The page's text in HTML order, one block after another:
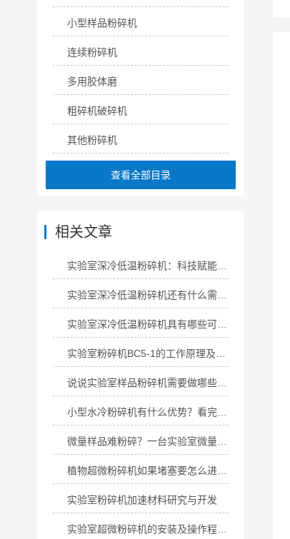
小型样品粉碎机
连续粉碎机
多用胶体磨
粗碎机破碎机
其他粉碎机
查看全部目录
相关文章
实验室深冷低温粉碎机：科技赋能的微粒制备设备
实验室深冷低温粉碎机具有哪些可行性
说说实验室样品粉碎机需要做哪些检查
小型水冷粉碎机有什么优势？看完就懂
微量样品难粉碎？一台实验室微量粉碎机轻松搞定
植物超微粉碎机如果堵塞要怎么进行处理
实验室粉碎机加速材料研究与开发
实验室超微粉碎机的安装及操作程序说明